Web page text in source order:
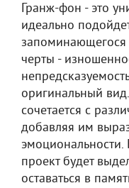
Гранж-фон - это
идеально
запоминающегося
черты -
оригинальный
сочетается с
добавляя им
эмоциональности.
проект будет
оставаться в